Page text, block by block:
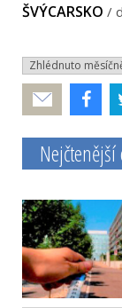
ŠVÝCARSKO /
Zhlédnuto
Poslat